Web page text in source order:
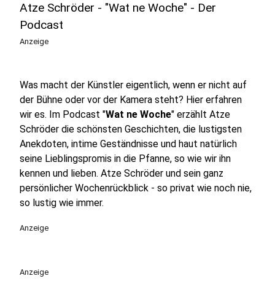
Atze Schröder - "Wat ne Woche" - Der
Podcast
Anzeige
Was macht der Künstler eigentlich, wenn er nicht auf
der Bühne oder vor der Kamera steht? Hier erfahren
wir es. Im Podcast "Wat ne Woche" erzählt Atze
Schröder die schönsten Geschichten, die lustigsten
Anekdoten, intime Geständnisse und haut natürlich
seine Lieblingspromis in die Pfanne, so wie wir ihn
kennen und lieben. Atze Schröder und sein ganz
persönlicher Wochenrückblick - so privat wie noch nie,
so lustig wie immer.
Anzeige
Anzeige